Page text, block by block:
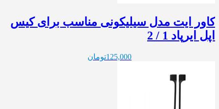
کاور ایت مدل سیلیکونی مناسب برای کیس
اپل ایرپاد 1 / 2
125,000تومان